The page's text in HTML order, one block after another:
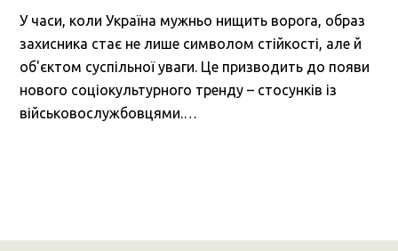
У часи, коли Україна мужньо нищить ворога, образ
захисника стає не лише символом стійкості, але й
об'єктом суспільної уваги. Це призводить до появи
нового соціокультурного тренду – стосунків із
військовослужбовцями.…